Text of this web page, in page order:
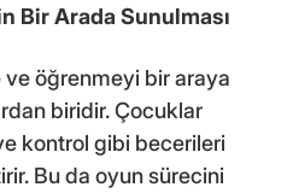
Bir Arada Sunulması
öğrenmeyi bir araya
biridir. Çocuklar
kontrol gibi becerileri
Bu da oyun sürecini